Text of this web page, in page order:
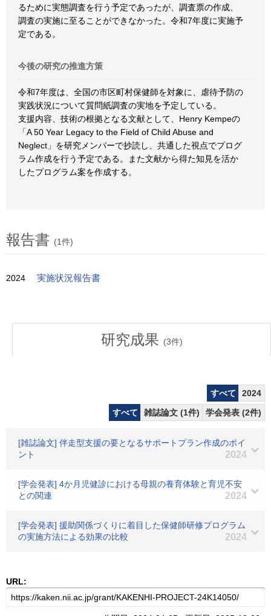
るために実態調査を行う予定であったが、調査票の作成、
調査の実施に至ることができなかった。令和7年度に実施予
定である。
今後の研究の推進方策
令和7年度は、全国の市区町村保健師を対象に、虐待予防の
実践状況について質問紙調査の実地を予定している。
支援内容、技術の根拠となる文献として、Henry Kempeの
「A 50 Year Legacy to the Field of Child Abuse and
Neglect」を研究メンバーで抄読し、共通した視点でプログ
ラム作成を行う予定である。また文献から得た知見を活か
したプログラム案を作成する。
報告書 (1件)
2024 実施状況報告書
研究成果 (3件)
すべて
2024
すべて
雑誌論文 (1件) 学会発表 (2件)
[雑誌論文] 伴走型支援の要となるサポートプラン作成のポイ
ント
2024
[学会発表] 4か月児健診における母親の養育体験と育児不安
との関連
2024
[学会発表] 援助関係づくりに着目した保健師研修プログラム
の実施方法による効果の比較
2024
URL: